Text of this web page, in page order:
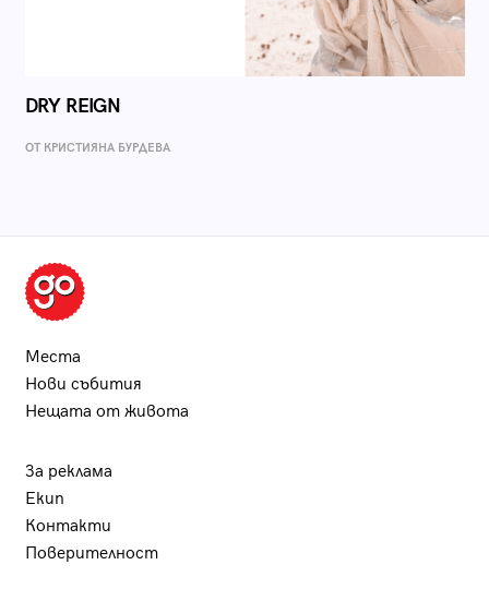
DRY REIGN
ОТ КРИСТИЯНА БУРДЕВА
Места
Нови събития
Нещата от живота
За реклама
Екип
Контакти
Поверителност